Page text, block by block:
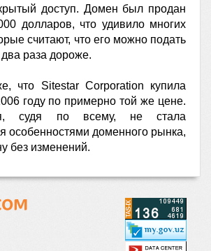
доступ. Домен был продан
долларов, что удивило многих
считают, что его можно подать
раза дороже.
что Sitestar Corporation купила
году по примерно той же цене.
судя по всему, не стала
особенностями доменного рынка,
без изменений.